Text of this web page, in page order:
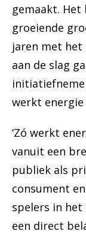
gemaakt. Het
groeiende
jaren met het
aan de slag
werkt energie
‘Zó werkt
vanuit een
publiek als
consument
spelers in het
een direct